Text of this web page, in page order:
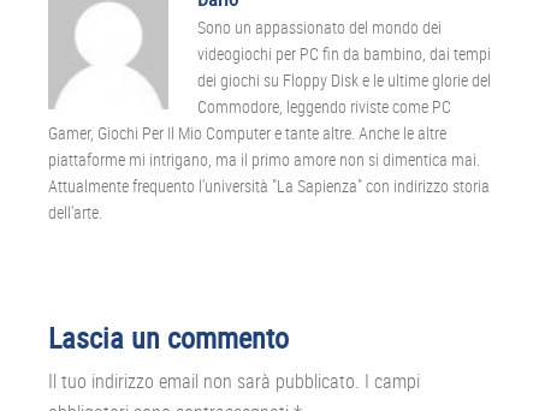
Sono un appassionato del mondo dei
videogiochi per PC fin da bambino, dai tempi
dei giochi su Floppy Disk e le ultime glorie del
Commodore, leggendo riviste come PC
Gamer, Giochi Per Il Mio Computer e tante altre. Anche le altre
piattaforme mi intrigano, ma il primo amore non si dimentica mai.
Attualmente frequento l'università "La Sapienza" con indirizzo storia
dell'arte.
Interazioni
del
lettore
Lascia un commento
Il tuo indirizzo email non sarà pubblicato. I campi